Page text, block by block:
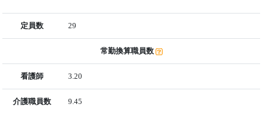
定員数 29
常勤換算職員数
看護師 3.20
介護職員数 9.45